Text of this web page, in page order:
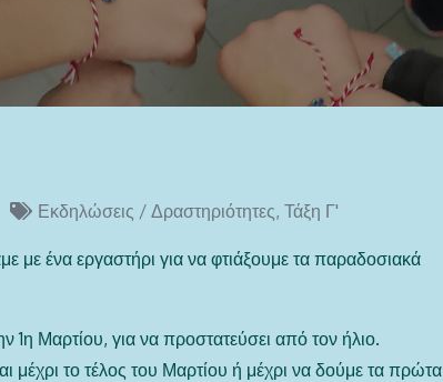
Εκδηλώσεις / Δραστηριότητες, Τάξη Γ'
με ένα εργαστήρι για να φτιάξουμε τα παραδοσιακά
1η Μαρτίου, για να προστατεύσει από τον ήλιο.
το τέλος του Μαρτίου ή μέχρι να δούμε τα πρώτα